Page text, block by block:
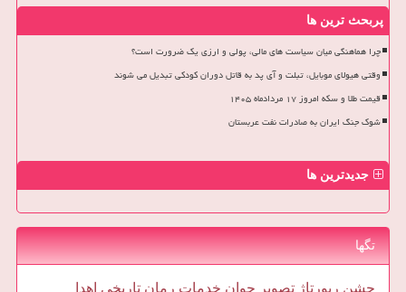
پربحث ترین ها
چرا هماهنگی میان سیاست های مالی، پولی و ارزی یک ضرورت است؟
وقتی هیولای موبایل، تبلت و آی پد به قاتل دوران کودکی تبدیل می شوند
قیمت طلا و سکه امروز ۱۷ مردادماه ۱۴۰۵
شوک جنگ ایران به صادرات نفت عربستان
جدیدترین ها
تگها
جشن رپورتاژ تصویر جوان خدمات رمان تاریخی اهدا